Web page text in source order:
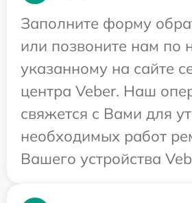
Заполните форму
или позвоните нам по
указанному на сайте
центра Veber. Наш
свяжется с Вами для
необходимых работ
Вашего устройства